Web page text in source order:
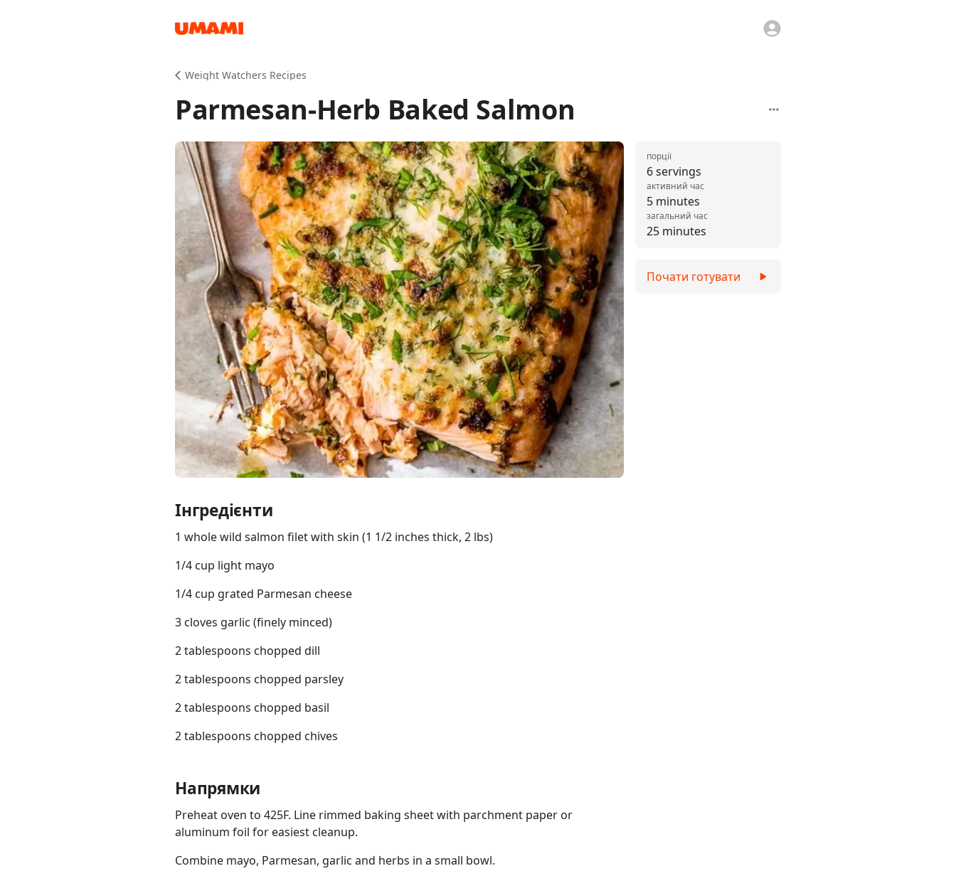
Weight Watchers Recipes
Parmesan-Herb Baked Salmon
Інгредієнти
1 whole wild salmon filet with skin (1 1/2 inches thick, 2 lbs)
1/4 cup light mayo
1/4 cup grated Parmesan cheese
3 cloves garlic (finely minced)
2 tablespoons chopped dill
2 tablespoons chopped parsley
2 tablespoons chopped basil
2 tablespoons chopped chives
Напрямки
Preheat oven to 425F. Line rimmed baking sheet with parchment paper or
aluminum foil for easiest cleanup.
Combine mayo, Parmesan, garlic and herbs in a small bowl.
6 servings
порції
5 minutes
активний час
25 minutes
загальний час
Почати готувати